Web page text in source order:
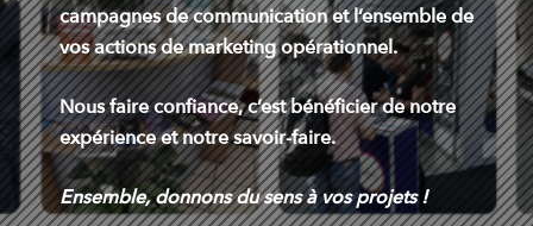
campagnes de communication et l’ensemble de
vos actions de marketing opérationnel.
Nous faire confiance, c’est bénéficier de notre
expérience et notre savoir-faire.
Ensemble, donnons du sens à vos projets !